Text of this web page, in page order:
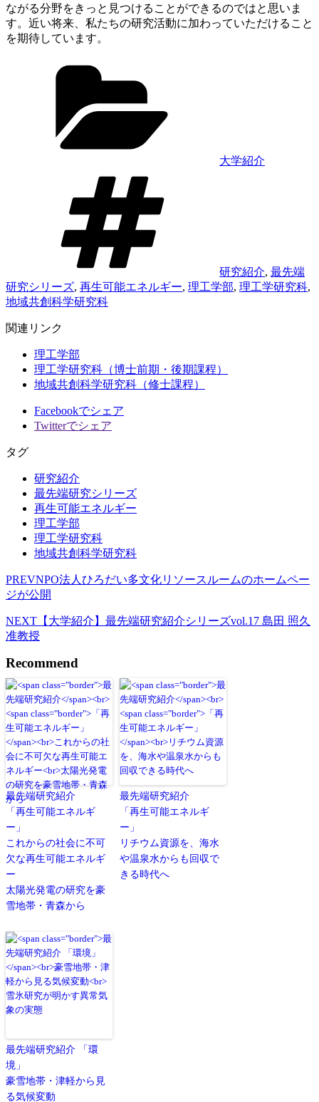
ながる分野をきっと見つけることができるのではと思いま
す。近い将来、私たちの研究活動に加わっていただけること
を期待しています。
大学紹介
研究紹介, 最先端
研究シリーズ, 再生可能エネルギー, 理工学部, 理工学研究科,
地域共創科学研究科
関連リンク
理工学部
理工学研究科（博士前期・後期課程）
地域共創科学研究科（修士課程）
Facebookでシェア
Twitterでシェア
タグ
研究紹介
最先端研究シリーズ
再生可能エネルギー
理工学部
理工学研究科
地域共創科学研究科
PREVNPO法人ひろだい多文化リソースルームのホームペー
ジが公開
NEXT 【大学紹介】最先端研究紹介シリーズvol.17 島田 照久
准教授
Recommend
最先端研究紹介
「再生可能エネルギ
ー」
これからの社会に不可
欠な再生可能エネルギ
ー
太陽光発電の研究を豪
雪地帯・青森から
最先端研究紹介
「再生可能エネルギ
ー」
リチウム資源を、海水
や温泉水からも回収で
きる時代へ
最先端研究紹介 「環
境」
豪雪地帯・津軽から見
る気候変動